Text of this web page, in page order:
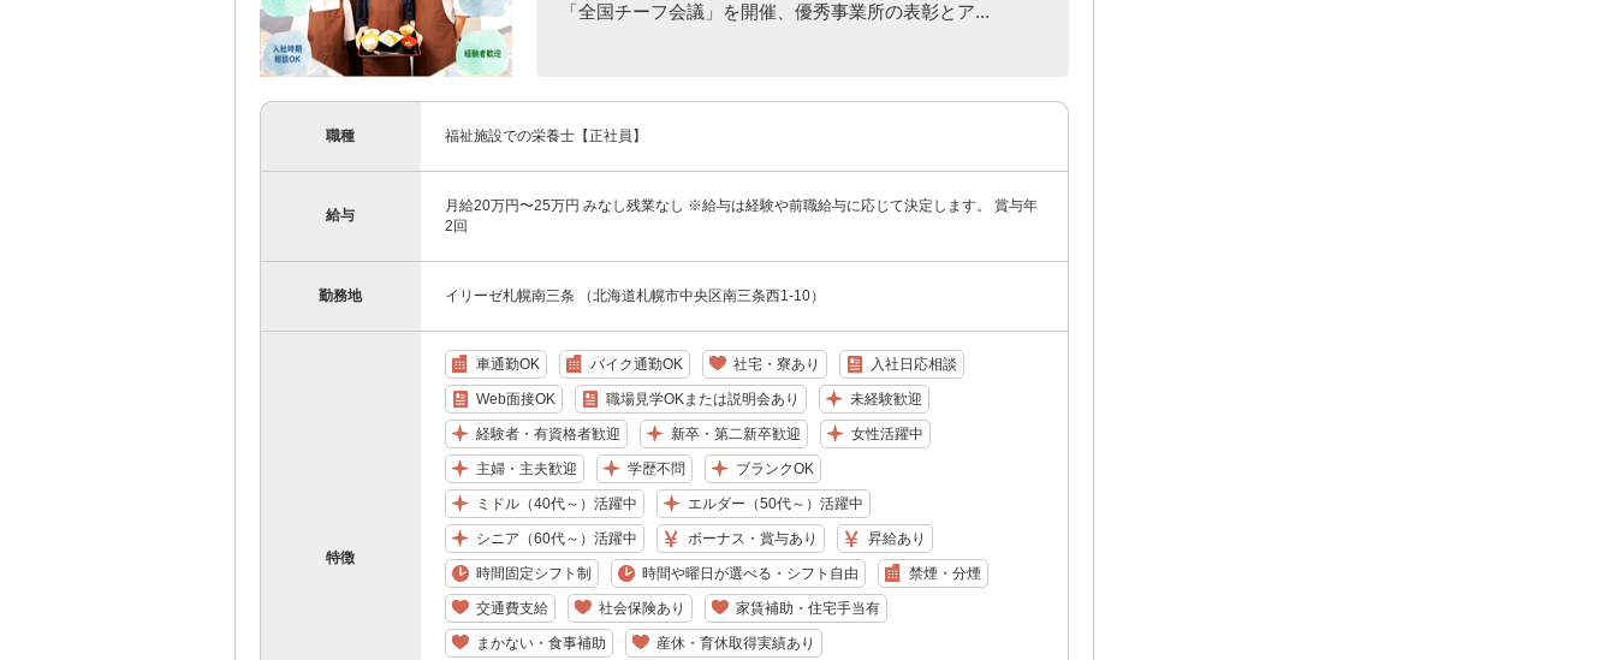
「全国チーフ会議」を開催、優秀事業所の表彰とア...
職種 福祉施設での栄養士【正社員】
給与
月給20万円〜25万円 みなし残業なし ※給与は経験や前職給与に応じて決定します。 賞与年
2回
勤務地 イリーゼ札幌南三条 （北海道札幌市中央区南三条西1-10）
特徴
車通勤OK バイク通勤OK 社宅・寮あり 入社日応相談
Web面接OK 職場見学OKまたは説明会あり 未経験歓迎
経験者・有資格者歓迎 新卒・第二新卒歓迎 女性活躍中
主婦・主夫歓迎 学歴不問 ブランクOK
ミドル（40代～）活躍中 エルダー（50代～）活躍中
シニア（60代～）活躍中 ボーナス・賞与あり 昇給あり
時間固定シフト制 時間や曜日が選べる・シフト自由 禁煙・分煙
交通費支給 社会保険あり 家賃補助・住宅手当有
まかない・食事補助 産休・育休取得実績あり